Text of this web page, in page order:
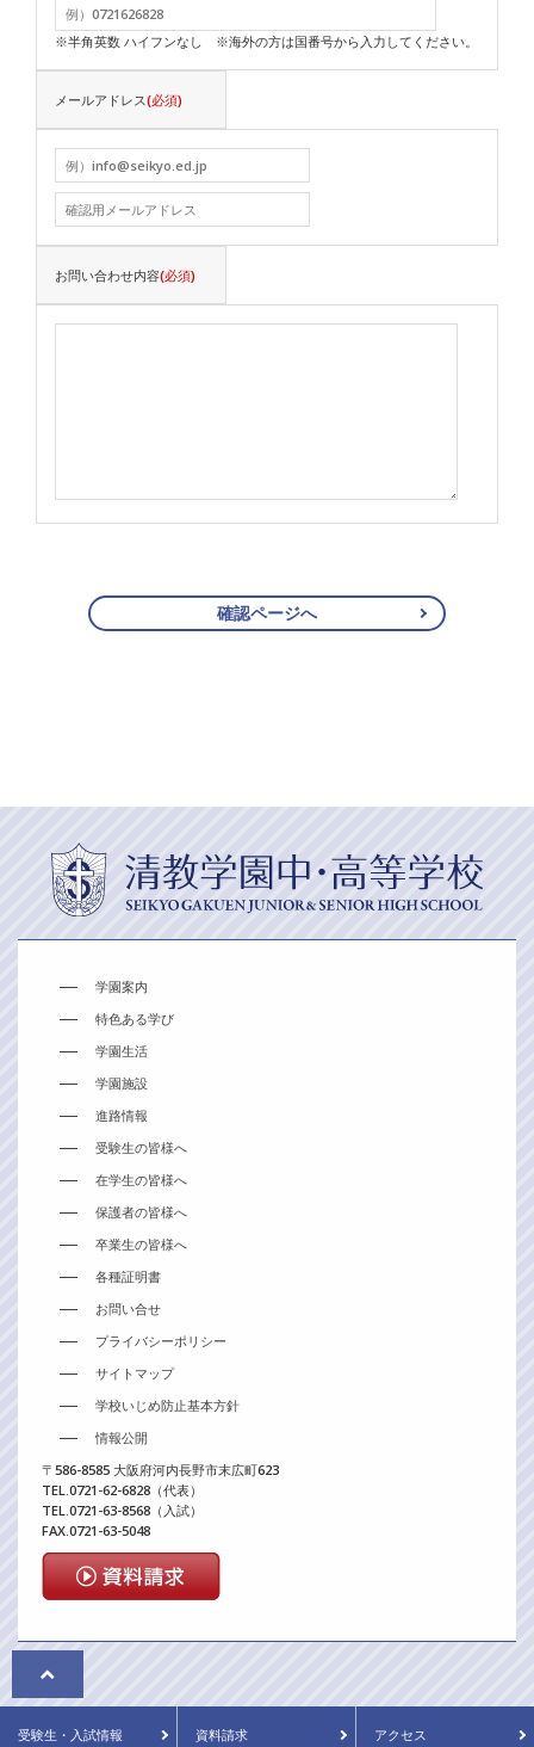
※半角英数 ハイフンなし ※海外の方は国番号から入力してください。
メールアドレス(必須)
お問い合わせ内容(必須)
〒586-8585 大阪府河内長野市末広町623
TEL.0721-62-6828（代表）
TEL.0721-63-8568（入試）
FAX.0721-63-5048
学園案内
特色ある学び
学園生活
学園施設
進路情報
受験生の皆様へ
在学生の皆様へ
保護者の皆様へ
卒業生の皆様へ
各種証明書
お問い合せ
プライバシーポリシー
サイトマップ
学校いじめ防止基本方針
情報公開
© Seikyo Gakuen. All rights reserved.
当ウェブページに掲載している情報については、本校の許可なく、これを複製・改変する
受験生 ・入試情報 資料請求 アクセス